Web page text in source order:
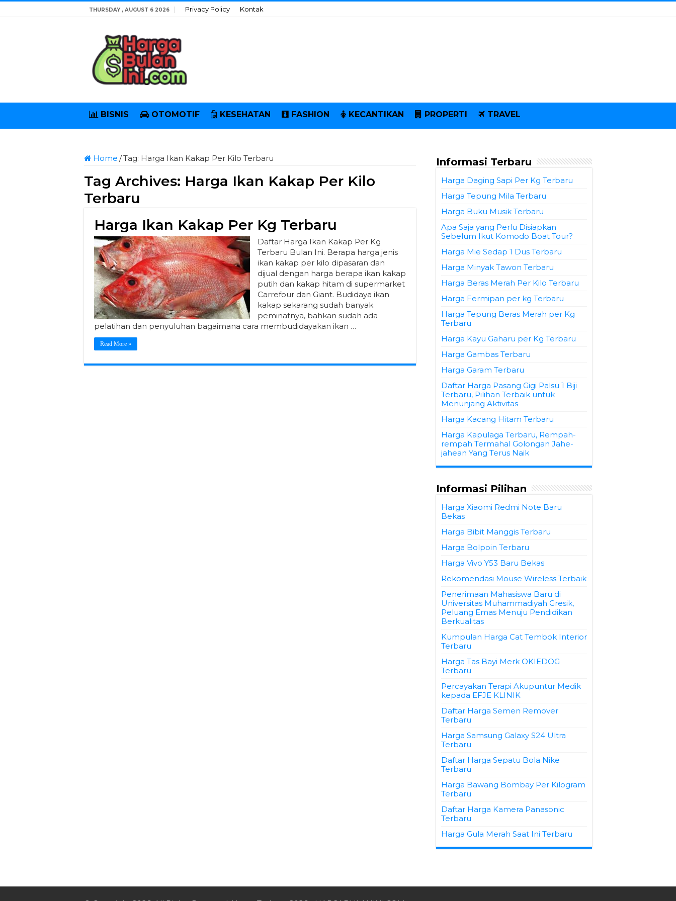
THURSDAY , AUGUST 6 2026 Privacy Policy Kontak
BISNIS OTOMOTIF KESEHATAN FASHION KECANTIKAN PROPERTI TRAVEL
Home /Tag: Harga Ikan Kakap Per Kilo Terbaru
Tag Archives: Harga Ikan Kakap Per Kilo
Terbaru
Harga Ikan Kakap Per Kg Terbaru
Daftar Harga Ikan Kakap Per Kg
Terbaru Bulan Ini. Berapa harga jenis
ikan kakap per kilo dipasaran dan
dijual dengan harga berapa ikan kakap
putih dan kakap hitam di supermarket
Carrefour dan Giant. Budidaya ikan
kakap sekarang sudah banyak
peminatnya, bahkan sudah ada
pelatihan dan penyuluhan bagaimana cara membudidayakan ikan …
Read More »
Informasi Terbaru
Harga Daging Sapi Per Kg Terbaru
Harga Tepung Mila Terbaru
Harga Buku Musik Terbaru
Apa Saja yang Perlu Disiapkan
Sebelum Ikut Komodo Boat Tour?
Harga Mie Sedap 1 Dus Terbaru
Harga Minyak Tawon Terbaru
Harga Beras Merah Per Kilo Terbaru
Harga Fermipan per kg Terbaru
Harga Tepung Beras Merah per Kg
Terbaru
Harga Kayu Gaharu per Kg Terbaru
Harga Gambas Terbaru
Harga Garam Terbaru
Daftar Harga Pasang Gigi Palsu 1 Biji
Terbaru, Pilihan Terbaik untuk
Menunjang Aktivitas
Harga Kacang Hitam Terbaru
Harga Kapulaga Terbaru, Rempah-
rempah Termahal Golongan Jahe-
jahean Yang Terus Naik
Informasi Pilihan
Harga Xiaomi Redmi Note Baru
Bekas
Harga Bibit Manggis Terbaru
Harga Bolpoin Terbaru
Harga Vivo Y53 Baru Bekas
Rekomendasi Mouse Wireless Terbaik
Penerimaan Mahasiswa Baru di
Universitas Muhammadiyah Gresik,
Peluang Emas Menuju Pendidikan
Berkualitas
Kumpulan Harga Cat Tembok Interior
Terbaru
Harga Tas Bayi Merk OKIEDOG
Terbaru
Percayakan Terapi Akupuntur Medik
kepada EFJE KLINIK
Daftar Harga Semen Remover
Terbaru
Harga Samsung Galaxy S24 Ultra
Terbaru
Daftar Harga Sepatu Bola Nike
Terbaru
Harga Bawang Bombay Per Kilogram
Terbaru
Daftar Harga Kamera Panasonic
Terbaru
Harga Gula Merah Saat Ini Terbaru